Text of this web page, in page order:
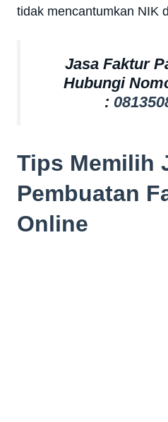
tidak mencantumkan NIK
Jasa Faktur
Hubungi
:
Tips Memilih
Pembuatan
Online